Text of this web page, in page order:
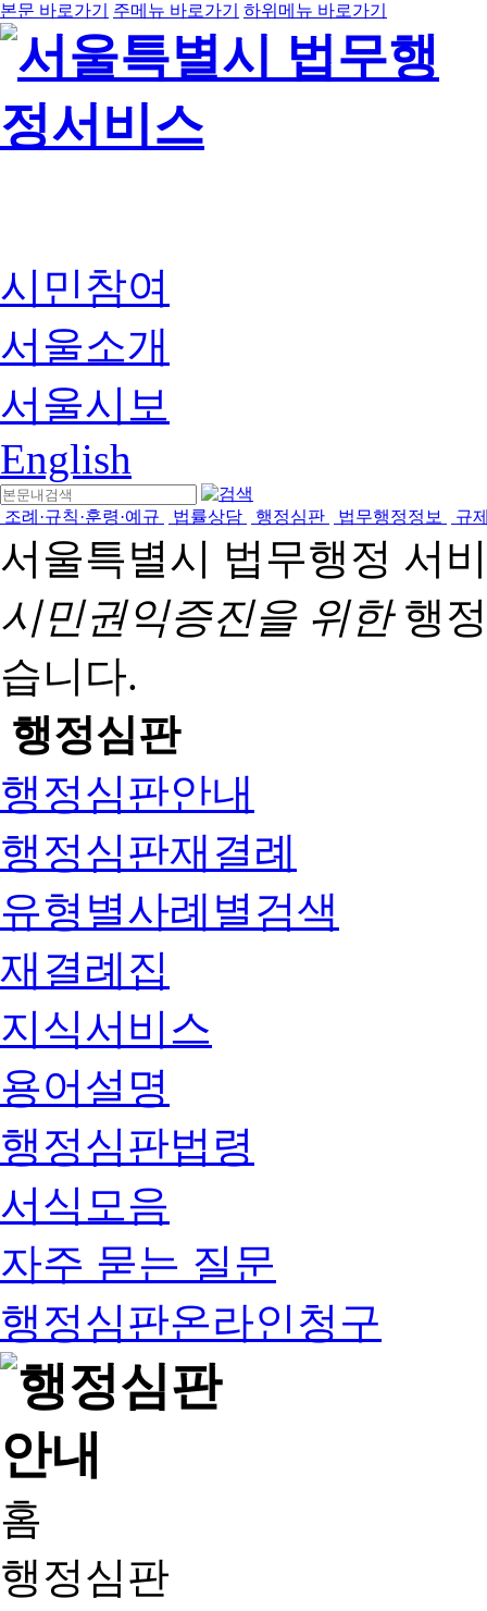
본문 바로가기 주메뉴 바로가기 하위메뉴 바로가기
시민참여
서울소개
서울시보
English
조례·규칙·훈령·예규 법률상담 행정심판 법무행정정보 규
서울특별시 법무행정 서
시민권익증진을 위한행
습니다.
행정심판
행정심판안내
행정심판재결례
유형별사례별검색
재결례집
지식서비스
용어설명
행정심판법령
서식모음
자주 묻는 질문
행정심판온라인청구
홈
행정심판